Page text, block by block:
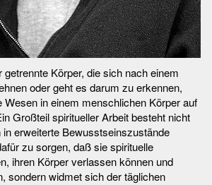
Körper, die sich nach einem
oder geht es darum zu erkennen,
Wesen in einem menschlichen Körper auf
Großteil spiritueller Arbeit besteht nicht
erweiterte Bewusstseinszustände
zu sorgen, daß sie spirituelle
ihren Körper verlassen können und
sondern widmet sich der täglichen